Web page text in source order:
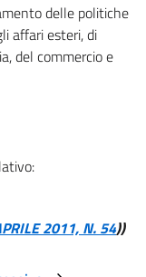
delle politiche
affari esteri, di
del commercio e
2011, N. 54))